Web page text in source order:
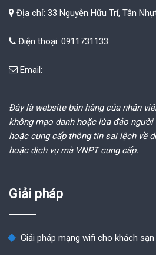
Địa chỉ: 33 Nguyễn Hữu Trí, Tân
Điện thoại: 0911731133
Email:
Đây là website bán hàng của nhân
không mạo danh hoặc lừa đảo người
hoặc cung cấp thông tin sai lệch về
hoặc dịch vụ mà VNPT cung cấp.
Giải pháp
Giải pháp mạng wifi cho khách